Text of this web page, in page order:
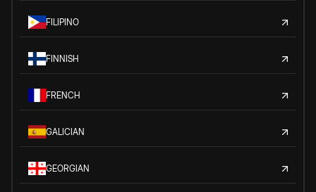
FILIPINO
FINNISH
FRENCH
GALICIAN
GEORGIAN